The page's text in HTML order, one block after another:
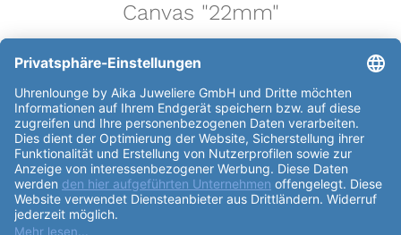
Canvas "22mm"